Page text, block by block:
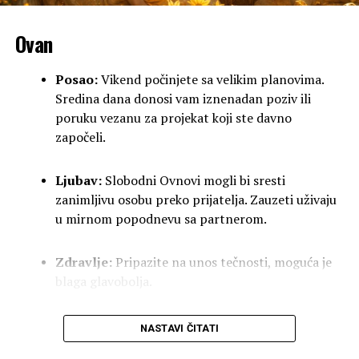
stara poglavlja.
Zdravlje:Moguća blaga prolazna glavobolja.
♋ RAK
Posao: Danas vam prija miran ritam. Ostavite
obaveze po strani i ne dozvolite da vas drugi
toplim trenucima sa partnerom ili porodicom u
kućnom okruženju.
Ovan
Posao:Vikend počinjete sa velikim planovima.
Sredina dana donosi vam iznenadan poziv ili
poruku vezanu za projekat koji ste davno
započeli.
Ljubav:Slobodni Ovnovi mogli bi sresti
zanimljivu osobu preko prijatelja. Zauzeti uživaju
u mirnom popodnevu sa partnerom.
Zdravlje:Pripazite na unos tečnosti, moguća je
NASTAVI ČITATI